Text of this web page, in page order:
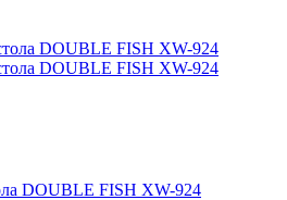
DOUBLE FISH XW-924